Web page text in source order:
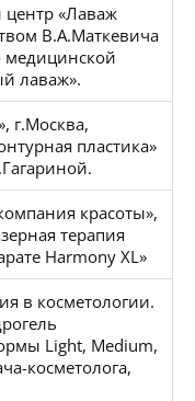
«Лаваж
В.А.Маткевича
медицинской
лаваж».
г.Москва,
пластика»
красоты»,
терапия
Harmony XL»
в косметологии.
Light, Medium,
косметолога,